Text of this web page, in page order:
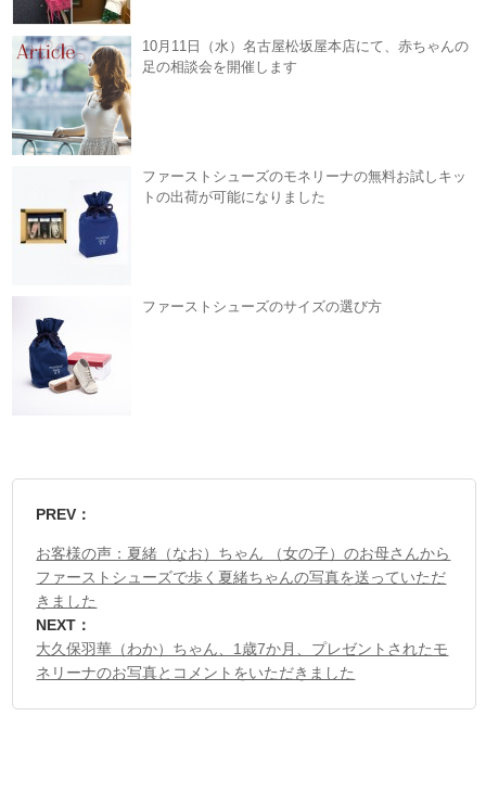
10月11日（水）名古屋松坂屋本店にて、赤ちゃんの
足の相談会を開催します
ファーストシューズのモネリーナの無料お試しキッ
トの出荷が可能になりました
ファーストシューズのサイズの選び方
PREV：
お客様の声：夏緒（なお）ちゃん （女の子）のお母さんから
ファーストシューズで歩く夏緒ちゃんの写真を送っていただ
きました
NEXT：
大久保羽華（わか）ちゃん、1歳7か月、プレゼントされたモ
ネリーナのお写真とコメントをいただきました